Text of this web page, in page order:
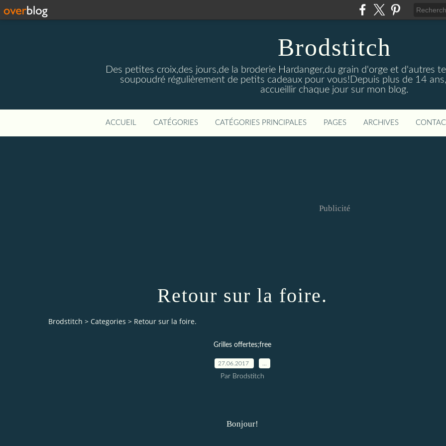
Brodstitch
Des petites croix,des jours,de la broderie Hardanger,du grain d'orge et d'autres
soupoudré régulièrement de petits cadeaux pour vous!Depuis plus de 14
accueillir chaque jour sur mon blog.
ACCUEIL CATÉGORIES CATÉGORIES PRINCIPALES PAGES ARCHIVES
Publicité
Retour sur la foire.
Brodstitch > Categories > Retour sur la foire.
Grilles offertes;free
27.06.2017
Par Brodstitch
Bonjour!